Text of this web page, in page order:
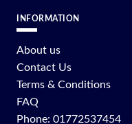
INFORMATION
About us
Contact Us
Terms & Conditions
FAQ
Phone: 01772537454